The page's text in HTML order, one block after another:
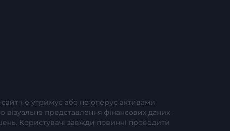
сайт не утримує або не оперує активами
візуальне представлення фінансових даних
Користувачі завжди повинні проводити